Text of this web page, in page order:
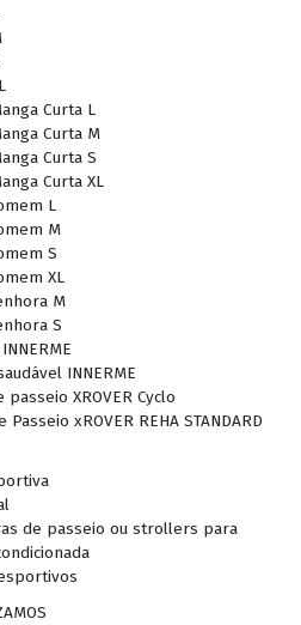
Curta L
Curta M
Curta S
Curta XL
L
M
S
XL
M
S
INNERME
XROVER Cyclo
xROVER REHA STANDARD
de passeio ou strollers para